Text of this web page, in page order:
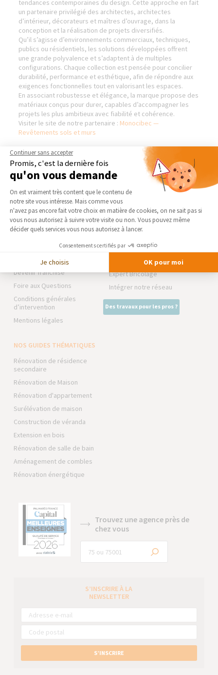
tendances contemporaines du design. Cette approche en fait
un partenaire privilégié des architectes, architectes
d’intérieur, décorateurs et maîtres d’ouvrage, dans la
conception et la réalisation de projets diversifiés.
Qu’il s’agisse d’environnements commerciaux, techniques,
publics ou résidentiels, les solutions développées offrent
une grande polyvalence et s’adaptent à de multiples
configurations. Chaque collection est pensée pour concilier
durabilité, performance et esthétique, afin de répondre aux
exigences fonctionnelles tout en valorisant les espaces.
En associant robustesse et élégance, la marque propose des
matériaux conçus pour durer, capables d’accompagner les
projets les plus ambitieux avec fiabilité et cohérence.
Visiter le site de notre partenaire : Monocibec —
Revêtements sols et murs
AGENCES DE TOULOUSE (8
PLACE OLIVIER & 87 AV. JEAN
RIEUX)
Qui sommes-nous
Actualités
Notre charte qualité
Trouver une agence
Devenir franchisé
Foire aux Questions
Conditions générales
d’intervention
Mentions légales
NOS DOMAINES
D’INTERVENTION
EXTENSION
RÉNOVATION INTÉRIEURE
TRAVAUX EXTÉRIEURS
NOS PARTENAIRES
La Maison des Architectes
Expert Bricolage
Intégrer notre réseau
Des travaux pour les pros ?
NOS GUIDES THÉMATIQUES
Rénovation de résidence
secondaire
Rénovation de Maison
Rénovation d'appartement
Surélévation de maison
Construction de véranda
Extension en bois
Rénovation de salle de bain
Aménagement de combles
Rénovation énergétique
Trouvez une agence près de
chez vous
S’INSCRIRE À LA
NEWSLETTER
S’INSCRIRE
Continuer sans accepter
Promis, c'est la dernière fois
qu'on vous demande
Plateforme de Gestion du
On est vraiment très content que le contenu de
notre site vous intéresse. Mais comme vous
n'avez pas encore fait votre choix en matière de cookies, on ne sait pas si
vous nous autorisez à suivre votre visite ou non. Vous pouvez même
décider quels services vous nous autorisez à lancer.
Consentements certifiés par
Je choisis OK pour moi
Axeptio consent